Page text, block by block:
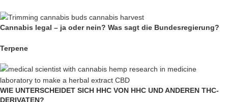
Cannabis legal – ja oder nein? Was sagt die Bundesregierung?
Terpene
WIE UNTERSCHEIDET SICH HHC VON HHC UND ANDEREN THC-
DERIVATEN?